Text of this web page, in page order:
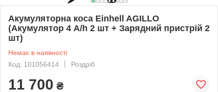
Акумуляторна коса Einhell AGILLO
(Акумулятор 4 А/h 2 шт + Зарядний пристрій 2
шт)
Немає в наявності
Код: 101056414
Роздріб
11 700 ₴